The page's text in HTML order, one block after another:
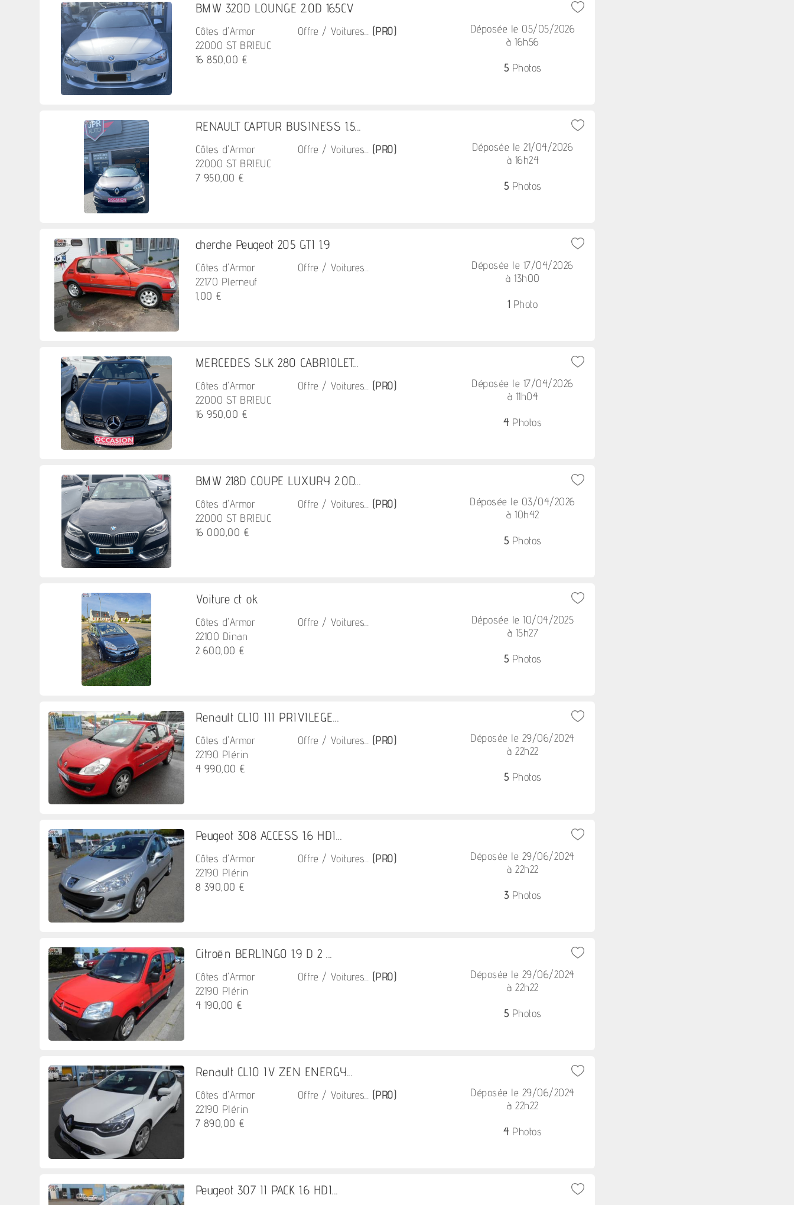
BMW 320D LOUNGE 2.0D 165CV
Côtes d'Armor
22000 ST BRIEUC
16 850,00 €
Offre / Voitures... (PRO)
Déposée le 05/05/2026
à 16h56
5Photos
RENAULT CAPTUR BUSINESS 1.5...
Côtes d'Armor
22000 ST BRIEUC
7 950,00 €
Offre / Voitures... (PRO)
Déposée le 21/04/2026
à 16h24
5Photos
cherche Peugeot 205 GTI 1.9
Côtes d'Armor
22170 Plerneuf
1,00 €
Offre / Voitures...
Déposée le 17/04/2026
à 13h00
1 Photo
MERCEDES SLK 280 CABRIOLET...
Côtes d'Armor
22000 ST BRIEUC
16 950,00 €
Offre / Voitures... (PRO)
Déposée le 17/04/2026
à 11h04
4 Photos
BMW 218D COUPE LUXURY 2.0D...
Côtes d'Armor
22000 ST BRIEUC
16 000,00 €
Offre / Voitures... (PRO)
Déposée le 03/04/2026
à 10h42
5Photos
Voiture ct ok
Côtes d'Armor
22100 Dinan
2 600,00 €
Offre / Voitures...
Déposée le 10/04/2025
à 15h27
5Photos
Renault CLIO III PRIVILEGE...
Côtes d'Armor
22190 Plérin
4 990,00 €
Offre / Voitures... (PRO)
Déposée le 29/06/2024
à 22h22
5Photos
Peugeot 308 ACCESS 1.6 HDI...
Côtes d'Armor
22190 Plérin
8 390,00 €
Offre / Voitures... (PRO)
Déposée le 29/06/2024
à 22h22
3Photos
Citroën BERLINGO 1.9 D 2 ...
Côtes d'Armor
22190 Plérin
4 190,00 €
Offre / Voitures... (PRO)
Déposée le 29/06/2024
à 22h22
5Photos
Renault CLIO IV ZEN ENERGY...
Côtes d'Armor
22190 Plérin
7 890,00 €
Offre / Voitures... (PRO)
Déposée le 29/06/2024
à 22h22
4 Photos
Peugeot 307 II PACK 1.6 HDI...